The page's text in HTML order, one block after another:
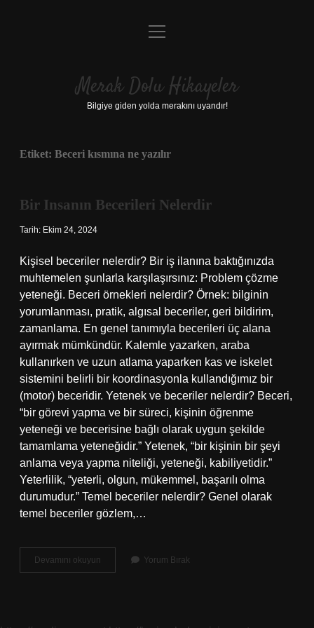
Anasayfa
Yasal Uyarı
menüyü
Merak Dolu Hikayeler
Bilgiye giden yolda merakını uyandır!
Etiket: Beceri kısmına ne yazılır
Bir Insanın Becerileri Nelerdir
Tarih: Ekim 24, 2024
Kişisel beceriler nelerdir? Bir iş ilanına baktığınızda
muhtemelen şunlarla karşılaşırsınız: Problem çözme
yeteneği. Beceri örnekleri nelerdir? Örnek: bilginin
yorumlanması, pratik, algısal beceriler, geri bildirim,
zamanlama. En genel tanımıyla becerileri üç alana
ayırmak mümkündür. Kalemle yazarken, araba
kullanırken ve uzun atlama yaparken kas ve iskelet
sistemini belirli bir koordinasyonla kullandığımız bir
(motor) beceridir. Yetenek ve beceriler nelerdir? Beceri,
“bir görevi yapma ve bir süreci, kişinin öğrenme
yeteneği ve becerisine bağlı olarak uygun şekilde
tamamlama yeteneğidir.” Yetenek, “bir kişinin bir şeyi
anlama veya yapma niteliği, yeteneği, kabiliyetidir.”
Yeterlilik, “yeterli, olgun, mükemmel, başarılı olma
durumudur.” Temel beceriler nelerdir? Genel olarak
temel beceriler gözlem,…
Devamını okuyun
Insanın
Yorum Bırak